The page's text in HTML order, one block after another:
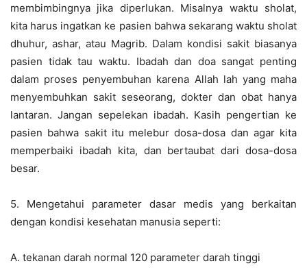
membimbingnya jika diperlukan. Misalnya waktu sholat,
kita harus ingatkan ke pasien bahwa sekarang waktu sholat
dhuhur, ashar, atau Magrib. Dalam kondisi sakit biasanya
pasien tidak tau waktu. Ibadah dan doa sangat penting
dalam proses penyembuhan karena Allah lah yang maha
menyembuhkan sakit seseorang, dokter dan obat hanya
lantaran. Jangan sepelekan ibadah. Kasih pengertian ke
pasien bahwa sakit itu melebur dosa-dosa dan agar kita
memperbaiki ibadah kita, dan bertaubat dari dosa-dosa
besar.
5. Mengetahui parameter dasar medis yang berkaitan
dengan kondisi kesehatan manusia seperti:
A. tekanan darah normal 120 parameter darah tinggi